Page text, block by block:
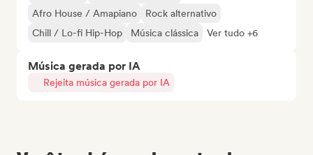
Afro House / Amapiano
Rock alternativo
Chill / Lo-fi Hip-Hop
Música clássica Ver tudo +6
Música gerada por IA
Rejeita música gerada por IA